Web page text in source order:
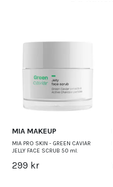
MIA MAKEUP
MIA PRO SKIN - GREEN CAVIAR
JELLY FACE SCRUB 50 ml.
299 kr